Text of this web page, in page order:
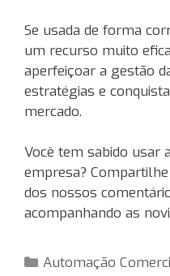
Se usada de forma
um recurso muito
aperfeiçoar a gestão
estratégias e
mercado.
Você tem sabido usar
empresa?
dos nossos
acompanhando as
Categorias
Automação